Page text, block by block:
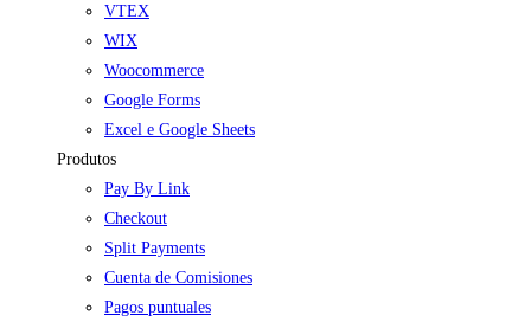
VTEX
WIX
Woocommerce
Google Forms
Excel e Google Sheets
Produtos
Pay By Link
Checkout
Split Payments
Cuenta de Comisiones
Pagos puntuales